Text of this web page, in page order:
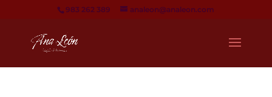
983 262 389 analeon@analeon.com